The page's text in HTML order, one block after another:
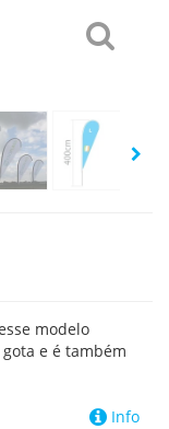
modelo
e é também
Info